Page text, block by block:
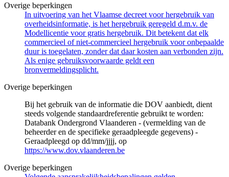
Overige beperkingen
In uitvoering van het Vlaamse decreet voor hergebruik van
overheidsinformatie, is het hergebruik geregeld d.m.v. de
Modellicentie voor gratis hergebruik. Dit betekent dat elk
commercieel of niet-commercieel hergebruik voor onbepaalde
duur is toegelaten, zonder dat daar kosten aan verbonden zijn.
Als enige gebruiksvoorwaarde geldt een
bronvermeldingsplicht.
Overige beperkingen
Bij het gebruik van de informatie die DOV aanbiedt, dient
steeds volgende standaardreferentie gebruikt te worden:
Databank Ondergrond Vlaanderen - (vermelding van de
beheerder en de specifieke geraadpleegde gegevens) -
Geraadpleegd op dd/mm/jjjj, op
https://www.dov.vlaanderen.be
Overige beperkingen